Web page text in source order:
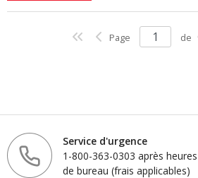
Page de
Service d'urgence
1-800-363-0303 après heures
de bureau (frais applicables)